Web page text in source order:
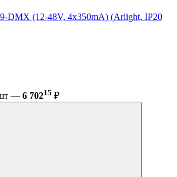
DMX (12-48V, 4x350mA) (Arlight, IP20
шт — 6 70215 ₽